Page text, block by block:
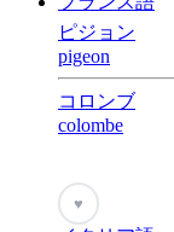
ピジョン
pigeon
コロンブ
colombe
♥